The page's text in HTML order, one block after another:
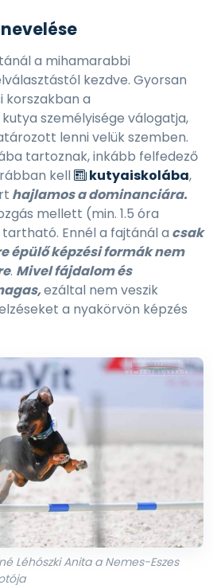
a mihamarabbi
kezdve. Gyorsan
korszakban a
személyisége válogatja,
lenni velük szemben.
tartoznak, inkább felfedező
kell
kutyaiskolába,
hajlamos a dominanciára.
mellett (min. 1.5 óra
Ennél a fajtánál a csak
épülő képzési formák nem
. Mivel fájdalom és
ezáltal nem veszik
a nyakörvön képzés
Léhószki Anita a Nemes-Eszes